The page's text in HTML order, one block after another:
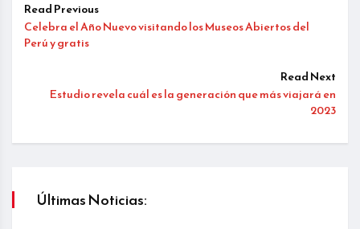
Read Previous
Celebra el Año Nuevo visitando los Museos Abiertos del
Perú y gratis
Read Next
Estudio revela cuál es la generación que más viajará en
2023
Últimas Noticias: